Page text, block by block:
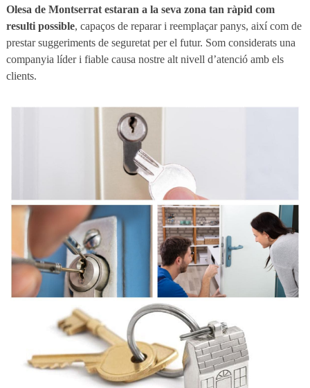
Olesa de Montserrat estaran a la seva zona tan ràpid com
resulti possible, capaços de reparar i reemplaçar panys, així com de
prestar suggeriments de seguretat per el futur. Som considerats una
companyia líder i fiable causa nostre alt nivell d’atenció amb els
clients.